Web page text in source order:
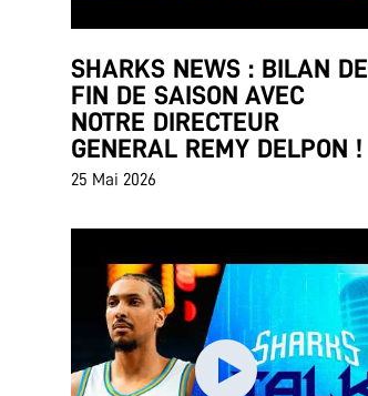
SHARKS NEWS : BILAN DE
FIN DE SAISON AVEC
NOTRE DIRECTEUR
GENERAL REMY DELPON !
25 Mai 2026